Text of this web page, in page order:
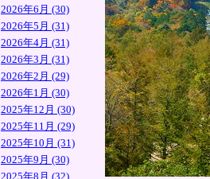
2026年6月 (30)
2026年5月 (31)
2026年4月 (31)
2026年3月 (31)
2026年2月 (29)
2026年1月 (30)
2025年12月 (30)
2025年11月 (29)
2025年10月 (31)
2025年9月 (30)
2025年8月 (32)